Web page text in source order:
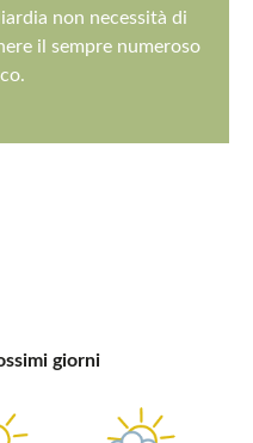
non necessità di
il sempre numeroso
giorni